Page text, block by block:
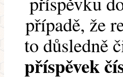
případě, že
to důsledně
příspěvek